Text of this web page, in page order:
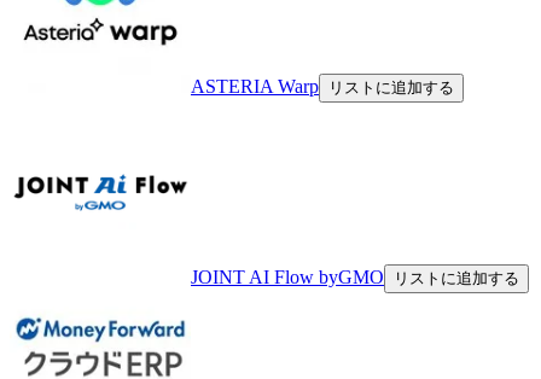
ASTERIA Warp リストに追加する
JOINT AI Flow byGMO リストに追加する